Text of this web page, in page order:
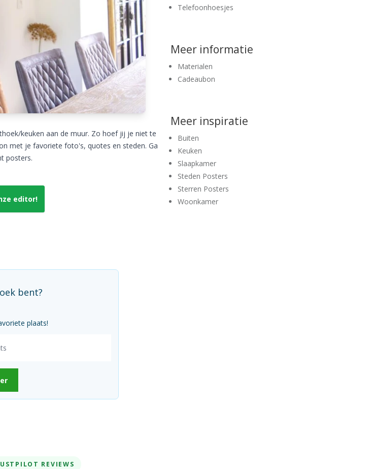
keuken aan de muur. Zo hoef jij je niet te
met je favoriete foto's, quotes en steden. Ga
posters.
editor!
bent?
plaats!
Telefoonhoesjes
Meer informatie
Materialen
Cadeaubon
Meer inspiratie
Buiten
Keuken
Slaapkamer
Steden Posters
Sterren Posters
Woonkamer
REVIEWS